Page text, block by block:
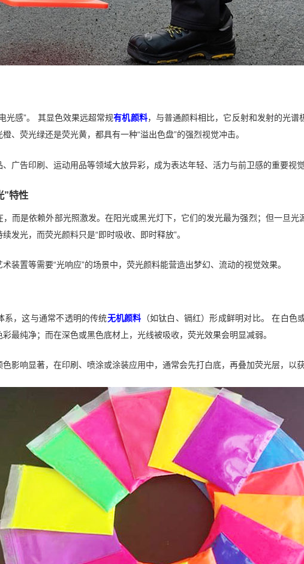
光感”。 其显色效果远超常规有机颜料，与普通颜料相比，它反射和发射的光
、荧光绿还是荧光黄，都具有一种“溢出色盘”的强烈视觉冲击。
广告印刷、运动用品等领域大放异彩，成为表达年轻、活力与前卫感的重要视觉
”特性
而是依赖外部光照激发。在阳光或黑光灯下，它们的发光最为强烈；但一旦光
发光，而荧光颜料只是“即时吸收、即时释放”。
装置等需要“光响应”的场景中，荧光颜料能营造出梦幻、流动的视觉效果。
系，这与通常不透明的传统无机颜料 （如钛白、镉红）形成鲜明对比。 在白
最纯净；而在深色或黑色底材上，光线被吸收，荧光效果会明显减弱。
影响显著，在印刷、喷涂或涂装应用中，通常会先打白底，再叠加荧光层，以